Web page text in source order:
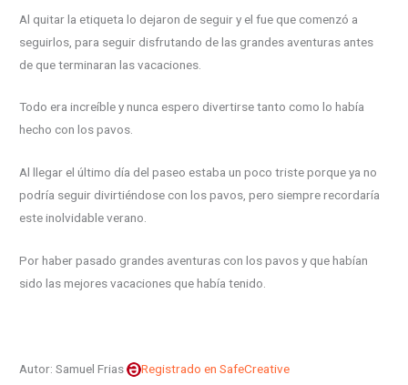
Al quitar la etiqueta lo dejaron de seguir y el fue que comenzó a
seguirlos, para seguir disfrutando de las grandes aventuras antes
de que terminaran las vacaciones.
Todo era increíble y nunca espero divertirse tanto como lo había
hecho con los pavos.
Al llegar el último día del paseo estaba un poco triste porque ya no
podría seguir divirtiéndose con los pavos, pero siempre recordaría
este inolvidable verano.
Por haber pasado grandes aventuras con los pavos y que habían
sido las mejores vacaciones que había tenido.
Autor: Samuel Frias Registrado en SafeCreative